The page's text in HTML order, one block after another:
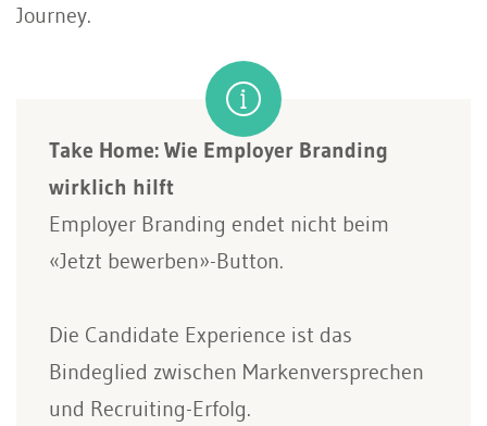
Journey.
Take Home: Wie Employer Branding
wirklich hilft
Employer Branding endet nicht beim
«Jetzt bewerben»-Button.
Die Candidate Experience ist das
Bindeglied zwischen Markenversprechen
und Recruiting-Erfolg.